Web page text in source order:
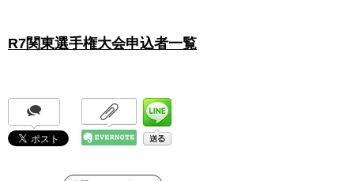
R7関東選手権大会申込者一覧